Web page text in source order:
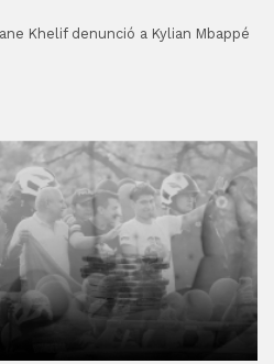
Khelif denunció a Kylian Mbappé